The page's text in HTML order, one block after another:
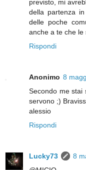
previsto, mi
della partenza
delle poche
anche a te che le
Rispondi
Anonimo 8
Secondo me stai
servono ;)
alessio
Rispondi
Lucky73
8